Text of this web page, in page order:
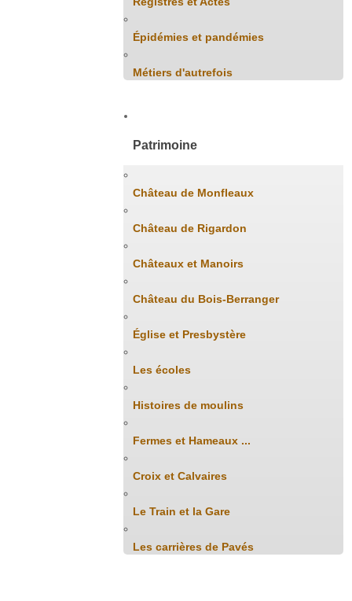
Épidémies et pandémies
Métiers d'autrefois
Patrimoine
Château de Monfleaux
Château de Rigardon
Châteaux et Manoirs
Château du Bois-Berranger
Église et Presbystère
Les écoles
Histoires de moulins
Fermes et Hameaux ...
Croix et Calvaires
Le Train et la Gare
Les carrières de Pavés